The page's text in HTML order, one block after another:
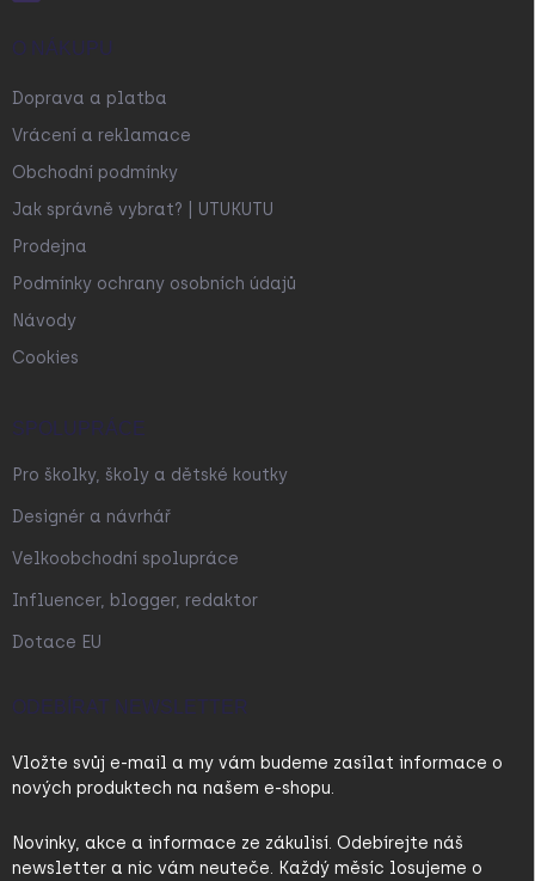
O NÁKUPU
Doprava a platba
Vrácení a reklamace
Obchodní podmínky
Jak správně vybrat? | UTUKUTU
Prodejna
Podmínky ochrany osobních údajů
Návody
Cookies
SPOLUPRÁCE
Pro školky, školy a dětské koutky
Designér a návrhář
Velkoobchodní spolupráce
Influencer, blogger, redaktor
Dotace EU
ODEBÍRAT NEWSLETTER
Vložte svůj e-mail a my vám budeme zasílat informace o
nových produktech na našem e-shopu.
Novinky, akce a informace ze zákulisí. Odebírejte náš
newsletter a nic vám neuteče. Každý měsíc losujeme o